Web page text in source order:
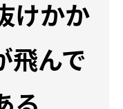
けかか
飛んで